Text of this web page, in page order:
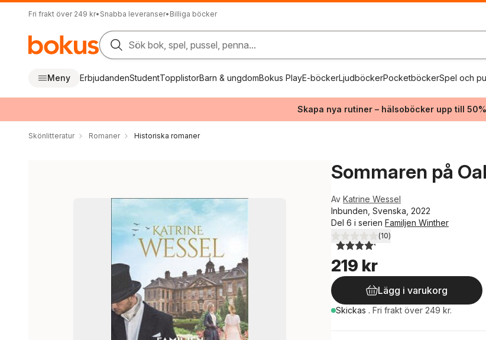
Fri frakt över 249 kr• Snabba leveranser• Billiga böcker
Sök bok, spel, pussel, penna...
Meny ErbjudandenStudentTopplistorBarn & ungdomBokus PlayE-böckerLjudböckerPocketböckerSpel och
Skapa nya rutiner – hälsoböcker upp till
Skönlitteratur Romaner Historiska romaner
Sommaren på
Av Katrine Wessel
Inbunden, Svenska, 2022
Del 6 i serien Familjen Winther
4,2utav 5 stjärnor. Totalt antal röster:
(10)
219 kr
Lägg i varukorg
Skickas . Fri frakt över 249 kr.